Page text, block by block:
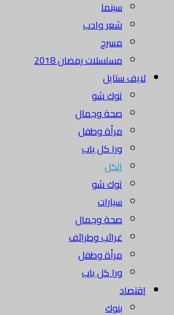
سينما
شعر وادب
مسرح
مسلسلات رمضان 2018
لايف ستايل
توك شو
صحة وجمال
مرأة وطفل
ورا كل باب
الكل
توك شو
سيارات
صحة وجمال
غرائب وطرائف
مرأة وطفل
ورا كل باب
اقتصاد
بنوك